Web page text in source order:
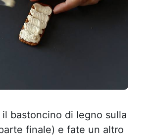
il bastoncino di legno sulla
finale) e fate un altro